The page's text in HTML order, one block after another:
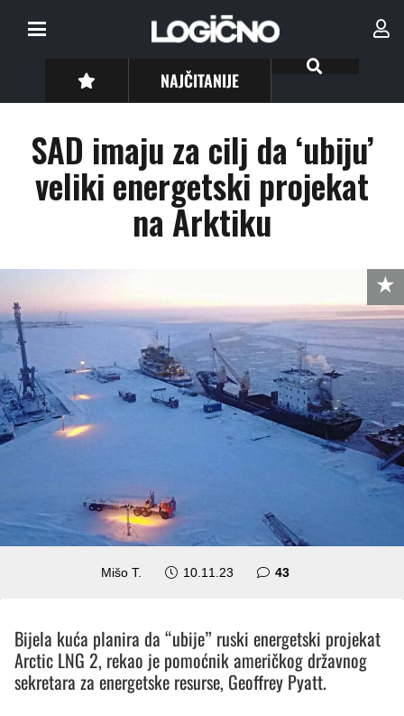
NAJČITANIJE
SAD imaju za cilj da ‘ubiju’
veliki energetski projekat
na Arktiku
Mišo T. 10.11.23 43komentara
Bijela kuća planira da “ubije” ruski energetski projekat
Arctic LNG 2, rekao je pomoćnik američkog državnog
sekretara za energetske resurse, Geoffrey Pyatt.